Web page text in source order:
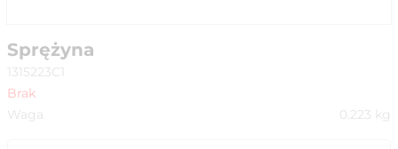
Sprężyna
1315223C1
Brak
Waga
0.223 kg